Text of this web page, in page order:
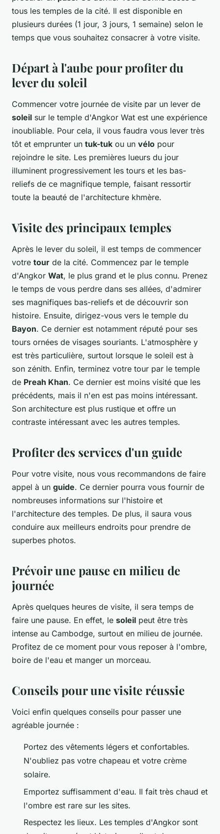
tous les temples de la cité. Il est disponible en
plusieurs durées (1 jour, 3 jours, 1 semaine) selon le
temps que vous souhaitez consacrer à votre visite.
Départ à l'aube pour profiter du
lever du soleil
Commencer votre journée de visite par un lever de
soleil sur le temple d'Angkor Wat est une expérience
inoubliable. Pour cela, il vous faudra vous lever très
tôt et emprunter un tuk-tuk ou un vélo pour
rejoindre le site. Les premières lueurs du jour
illuminent progressivement les tours et les bas-
reliefs de ce magnifique temple, faisant ressortir
toute la beauté de l'architecture khmère.
Visite des principaux temples
Après le lever du soleil, il est temps de commencer
votre tour de la cité. Commencez par le temple
d'Angkor Wat, le plus grand et le plus connu. Prenez
le temps de vous perdre dans ses allées, d'admirer
ses magnifiques bas-reliefs et de découvrir son
histoire. Ensuite, dirigez-vous vers le temple du
Bayon. Ce dernier est notamment réputé pour ses
tours ornées de visages souriants. L'atmosphère y
est très particulière, surtout lorsque le soleil est à
son zénith. Enfin, terminez votre tour par le temple
de Preah Khan. Ce dernier est moins visité que les
précédents, mais il n'en est pas moins intéressant.
Son architecture est plus rustique et offre un
contraste intéressant avec les autres temples.
Profiter des services d'un guide
Pour votre visite, nous vous recommandons de faire
appel à un guide. Ce dernier pourra vous fournir de
nombreuses informations sur l'histoire et
l'architecture des temples. De plus, il saura vous
conduire aux meilleurs endroits pour prendre de
superbes photos.
Prévoir une pause en milieu de
journée
Après quelques heures de visite, il sera temps de
faire une pause. En effet, le soleil peut être très
intense au Cambodge, surtout en milieu de journée.
Profitez de ce moment pour vous reposer à l'ombre,
boire de l'eau et manger un morceau.
Conseils pour une visite réussie
Voici enfin quelques conseils pour passer une
agréable journée :
Portez des vêtements légers et confortables.
N'oubliez pas votre chapeau et votre crème
solaire.
Emportez suffisamment d'eau. Il fait très chaud et
l'ombre est rare sur les sites.
Respectez les lieux. Les temples d'Angkor sont